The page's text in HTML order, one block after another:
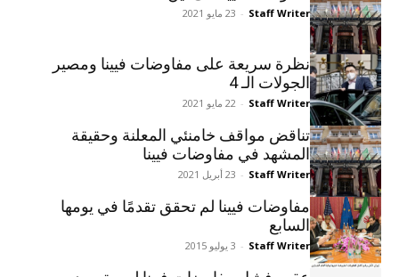
Staff Writer
- 23 مايو 2021
نظرة سريعة على مفاوضات فيينا ومصير
الجولات الـ 4
Staff Writer
- 22 مايو 2021
تناقض مواقف خامنئي المعلنة وحقيقة
المشهد في مفاوضات فيينا
Staff Writer
- 23 أبريل 2021
مفاوضات فيينا لم تحقق تقدمًا في يومها
السابع
Staff Writer
- 3 يوليو 2015